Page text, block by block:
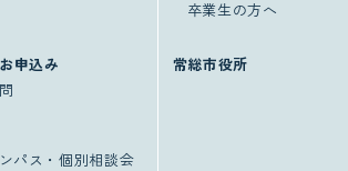
申込み
パス・個別相談会
卒業生の方へ
常総市役所